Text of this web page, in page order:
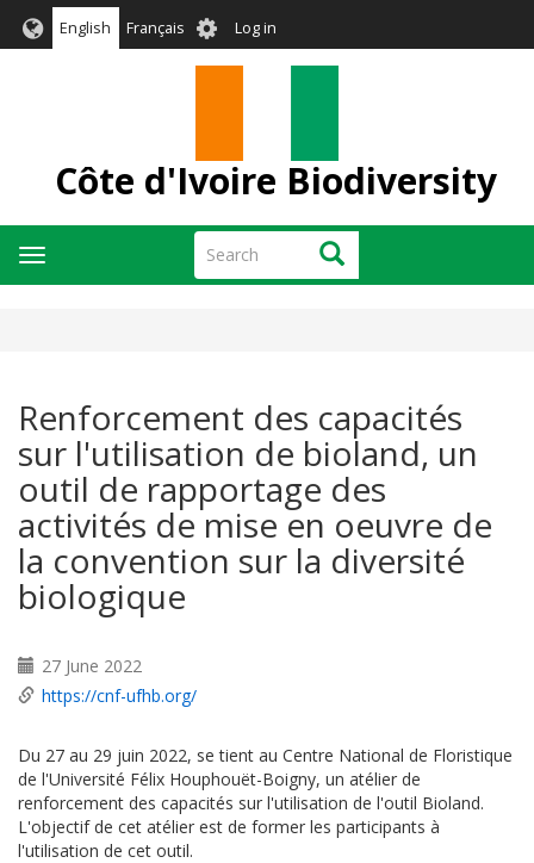
English Français User
account
Log in
Côte d'Ivoire Biodiversity
Search Search
Toggle
navigation
Renforcement des capacités
sur l'utilisation de bioland, un
outil de rapportage des
activités de mise en oeuvre de
la convention sur la diversité
biologique
27 June 2022
https://cnf-ufhb.org/
Du 27 au 29 juin 2022, se tient au Centre National de Floristique
de l'Université Félix Houphouët-Boigny, un atélier de
renforcement des capacités sur l'utilisation de l'outil Bioland.
L'objectif de cet atélier est de former les participants à
l'utilisation de cet outil.